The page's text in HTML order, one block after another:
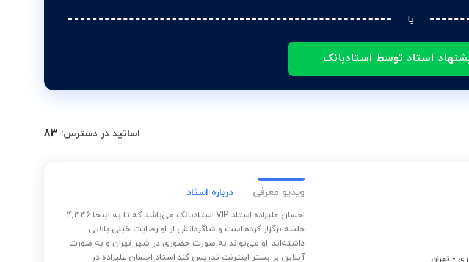
یا
استاد توسط استادبانک
اساتید در دسترس: 83
- تهران
ویدیو معرفی درباره استاد
احسان علیزاده استاد VIP استادبانک می‌باشد که تا به اینجا 4,336
جلسه برگزار کرده است و شاگردانش از او رضایت خیلی بالایی
داشته‌اند. او می‌تواند به صورت حضوری در شهر تهران و به صورت
آنلاین بر بستر اینترنت تدریس کند.استاد احسان علیزاده در